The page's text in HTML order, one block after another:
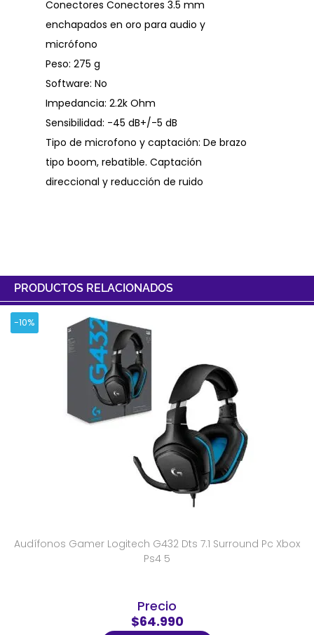
Conectores Conectores 3.5 mm
enchapados en oro para audio y
micrófono
Peso: 275 g
Software: No
Impedancia: 2.2k Ohm
Sensibilidad: -45 dB+/-5 dB
Tipo de microfono y captación: De brazo
tipo boom, rebatible. Captación
direccional y reducción de ruido
PRODUCTOS RELACIONADOS
-10%
Audífonos Gamer Logitech G432 Dts 7.1 Surround Pc Xbox
Ps4 5
Precio
$64.990